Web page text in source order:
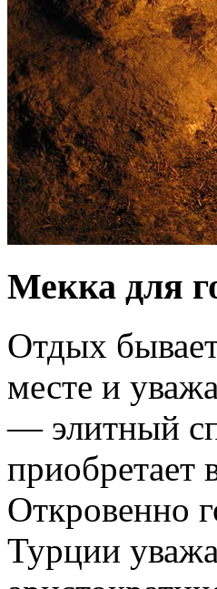
Мекка для
Отдых
месте и
— элитный
приобретает
Откровенно
Турции